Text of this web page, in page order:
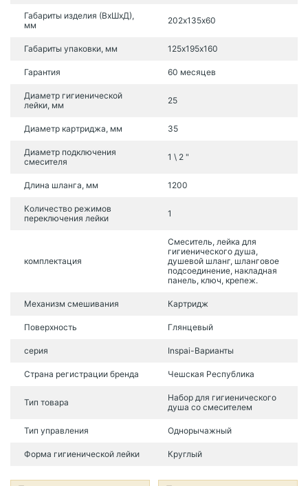
Габариты изделия (ВхШхД),
мм
202х135х60
Габариты упаковки, мм 125х195х160
Гарантия 60 месяцев
Диаметр гигиенической
лейки, мм
25
Диаметр картриджа, мм 35
Диаметр подключения
смесителя
1 \ 2 "
Длина шланга, мм 1200
Количество режимов
переключения лейки
1
комплектация
Смеситель, лейка для
гигиенического душа,
душевой шланг, шланговое
подсоединение, накладная
панель, ключ, крепеж.
Механизм смешивания Картридж
Поверхность Глянцевый
серия Inspai-Варианты
Страна регистрации бренда Чешская Республика
Тип товара
Набор для гигиенического
душа со смесителем
Тип управления Однорычажный
Форма гигиенической лейки Круглый